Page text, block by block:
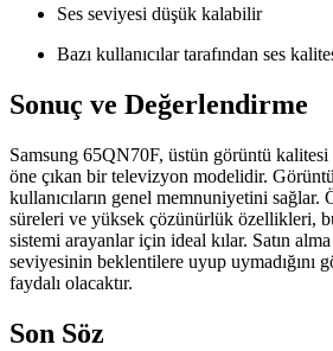
Ses seviyesi düşük kalabilir
Bazı kullanıcılar tarafından ses
Sonuç ve Değerlendirme
Samsung 65QN70F, üstün görüntü kalitesi
öne çıkan bir televizyon modelidir.
kullanıcıların genel memnuniyetini sağlar.
süreleri ve yüksek çözünürlük özellikleri,
sistemi arayanlar için ideal kılar. Satın
seviyesinin beklentilere uyup uymadığını
faydalı olacaktır.
Son Söz